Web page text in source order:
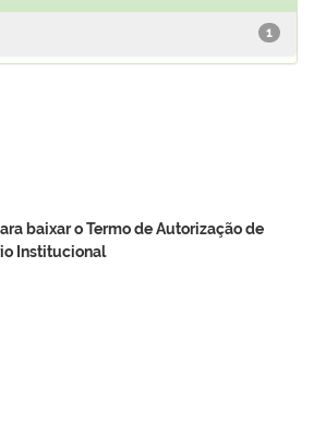
1
baixar o Termo de Autorização de
Institucional